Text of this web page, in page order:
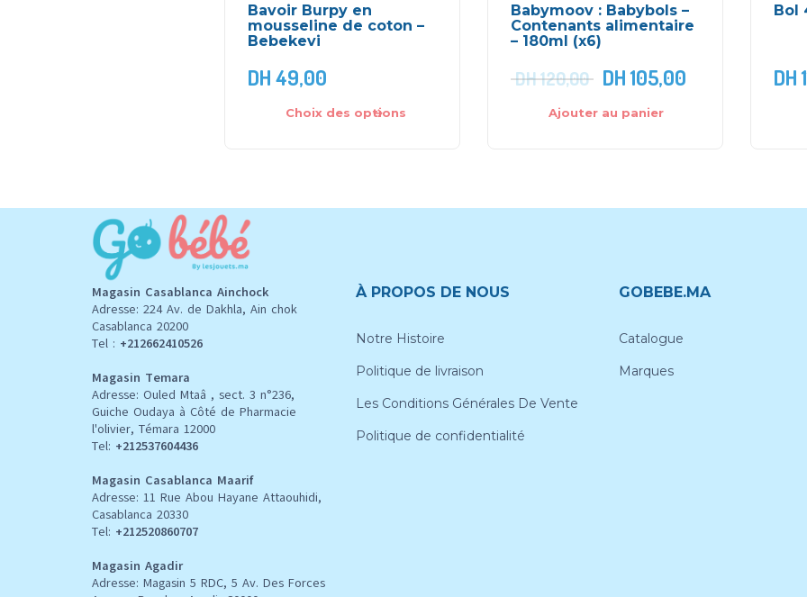
Bavoir Burpy en
mousseline de coton –
Bebekevi
DH 49,00
Choix des options
Babymoov : Babybols –
Contenants alimentaire
– 180ml (x6)
DH120,00 DH105,00
Ajouter au panier
Bol
DH
Magasin Casablanca Ainchock
Adresse: 224 Av. de Dakhla, Ain chok
Casablanca 20200
Tel : +212662410526
Magasin Temara
Adresse: Ouled Mtaâ , sect. 3 n°236,
Guiche Oudaya à Côté de Pharmacie
l'olivier, Témara 12000
Tel: +212537604436
Magasin Casablanca Maarif
Adresse: 11 Rue Abou Hayane Attaouhidi,
Casablanca 20330
Tel: +212520860707
Magasin Agadir
Adresse: Magasin 5 RDC, 5 Av. Des Forces
À PROPOS DE NOUS
Notre Histoire
Politique de livraison
Les Conditions Générales De Vente
Politique de confidentialité
GOBEBE.MA
Catalogue
Marques